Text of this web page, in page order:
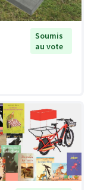
Soumis
au vote